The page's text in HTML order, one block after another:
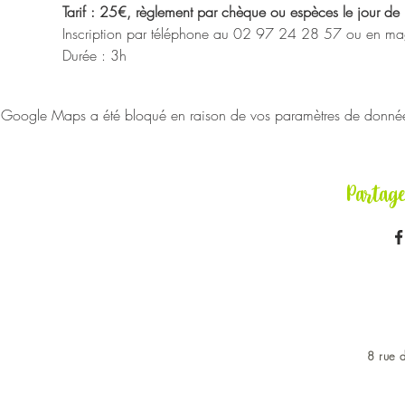
Tarif : 25€, règlement par chèque ou espèces le jour de
Inscription par téléphone au 02 97 24 28 57 ou en
Durée : 3h
Google Maps a été bloqué en raison de vos paramètres de
8 rue